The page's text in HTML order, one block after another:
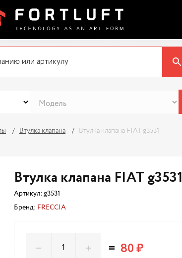
Втулка клапана Втулка клапана FIAT g3531
Втулка клапана FIAT g3531
Артикул: g3531
Бренд: FRECCIA
= 80 ₽